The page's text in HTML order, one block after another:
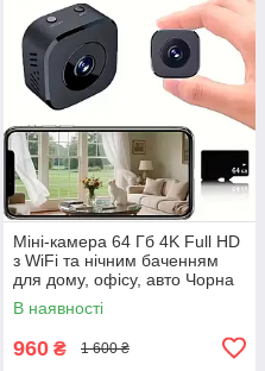
Міні-камера 64 Гб 4K Full HD
з WiFi та нічним баченням
для дому, офісу, авто Чорна
В наявності
960 ₴ 1 600 ₴